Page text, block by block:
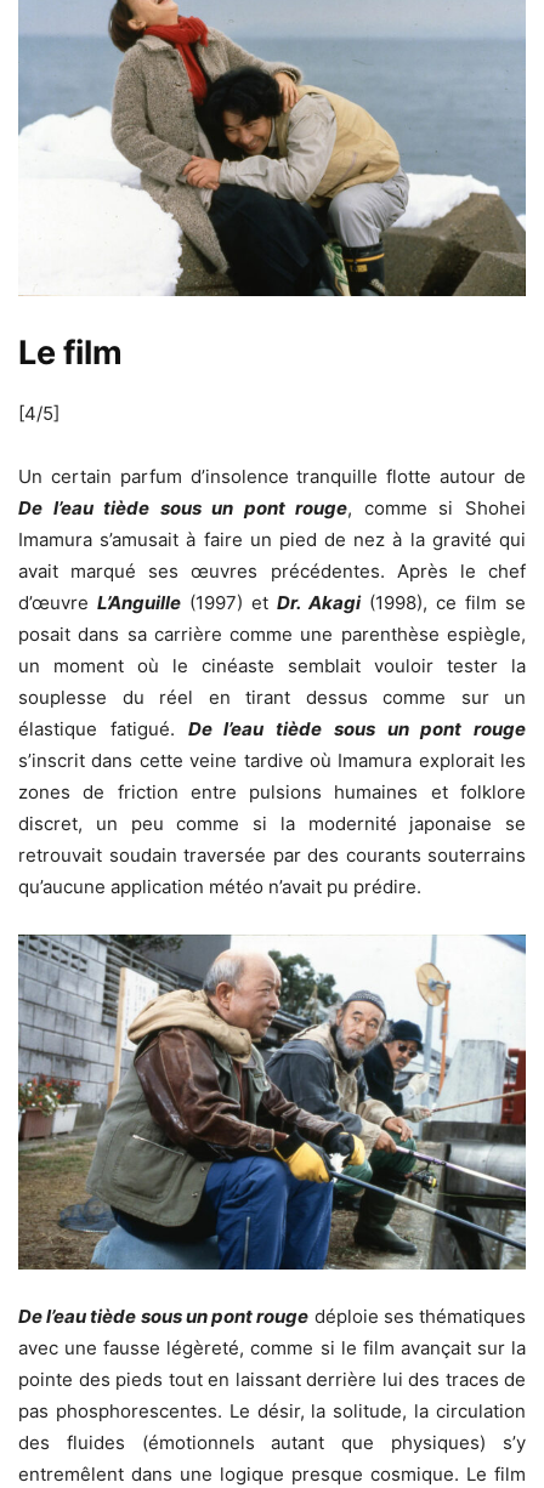
Le film
[4/5]
Un certain parfum d’insolence tranquille flotte autour de
De l’eau tiède sous un pont rouge, comme si Shohei
Imamura s’amusait à faire un pied de nez à la gravité qui
avait marqué ses œuvres précédentes. Après le chef
d’œuvreL’Anguille (1997) etDr. Akagi(1998), ce film se
posait dans sa carrière comme une parenthèse espiègle,
un moment où le cinéaste semblait vouloir tester la
souplesse du réel en tirant dessus comme sur un
élastique fatigué. De l’eau tiède sous un pont rouge
s’inscrit dans cette veine tardive où Imamura explorait les
zones de friction entre pulsions humaines et folklore
discret, un peu comme si la modernité japonaise se
retrouvait soudain traversée par des courants souterrains
qu’aucune application météo n’avait pu prédire.
De l’eau tiède sous un pont rouge déploie ses thématiques
avec une fausse légèreté, comme si le film avançait sur la
pointe des pieds tout en laissant derrière lui des traces de
pas phosphorescentes. Le désir, la solitude, la circulation
des fluides (émotionnels autant que physiques) s’y
entremêlent dans une logique presque cosmique. Le film